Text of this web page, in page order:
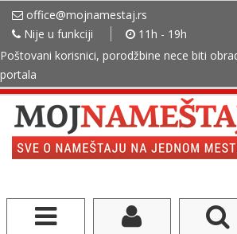
office@mojnamestaj.rs
Nije u funkciji
11h - 19h
Poštovani korisnici, porodžbine nece biti
portala